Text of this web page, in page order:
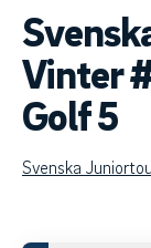
Vinter
Golf 5
Svenska